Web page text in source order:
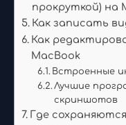
прокруткой) на
Как записать
Как
MacBook
Встроенные
Лучшие
скриншотов
Где